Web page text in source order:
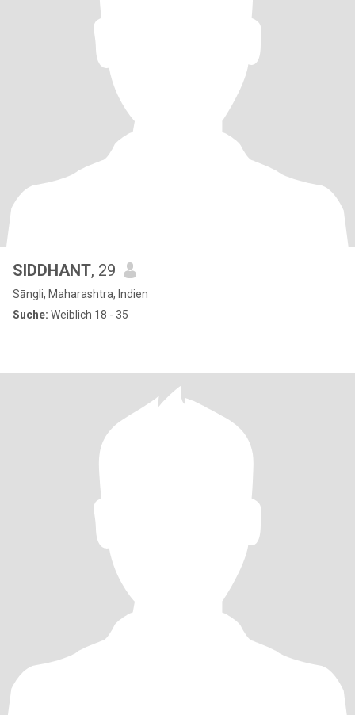
SIDDHANT, 29
Sāngli, Maharashtra, Indien
Suche: Weiblich 18 - 35